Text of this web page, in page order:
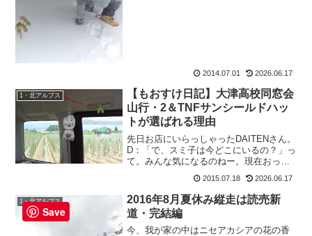
2014.07.01 2026.06.17
1・北アルプス
【もおすけ日記】大津高校同窓会
山行・2＆TNFサンシールドハッ
トが選ばれる理由
先日お店にいらっしゃったDAITENさん。
D：「で、スミ子は今どこにいるの？」っ
て。みんな気になるのねー。現在おっき
ン）の所にいますが、ちっちゃいスミ子
は、栗の助からイデぞうにこっそり戻さ
れそして気がつけ...
2015.07.18 2026.06.17
1・北アルプス
2016年8月夏休み縦走は読売新
道・完結編
今、我が家の中はニセアカシアの花の香
Save